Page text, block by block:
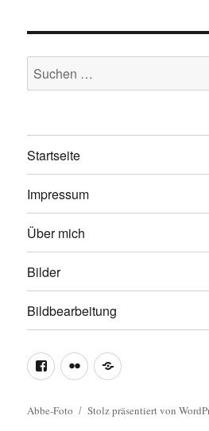
Suchen
nach:
Startseite
Impressum
Über mich
Bilder
Bildbearbeitung
Facebook
Fanpage
Flickr
Portfolio
500px
Abbe-Foto Stolz präsentiert von